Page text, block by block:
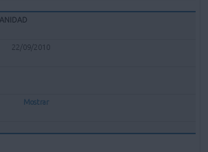
22/09/2010
Mostrar